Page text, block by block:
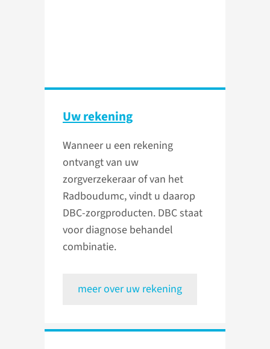
Uw rekening
Wanneer u een rekening
ontvangt van uw
zorgverzekeraar of van het
Radboudumc, vindt u daarop
DBC-zorgproducten. DBC staat
voor diagnose behandel
combinatie.
meer over uw rekening